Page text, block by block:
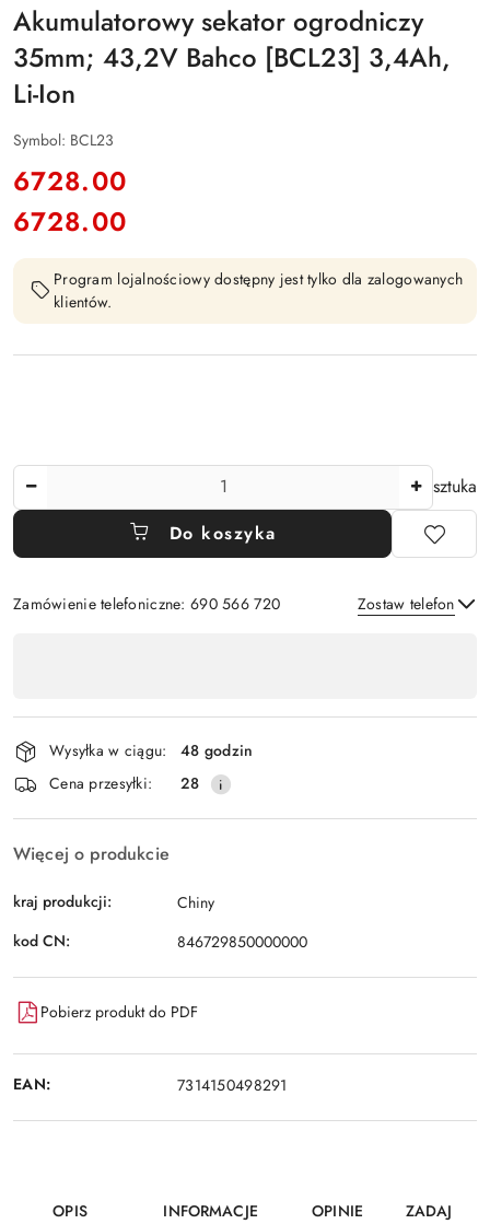
Akumulatorowy sekator ogrodniczy
35mm; 43,2V Bahco [BCL23] 3,4Ah,
Li-Ion
Symbol: BCL23
cena:
6728.00
Cena:
6728.00
Program lojalnościowy dostępny jest tylko dla zalogowanych
klientów.
sztuka
Do koszyka
Zamówienie telefoniczne: 690 566 720 Zostaw telefon
płatność
i
dostawa
Wysyłka w ciągu:
48 godzin
Cena przesyłki:
28
Więcej o produkcie
kraj produkcji:
Chiny
kod CN:
846729850000000
Pobierz produkt do PDF
EAN: 7314150498291
OPIS
INFORMACJE
OPINIE
ZADAJ